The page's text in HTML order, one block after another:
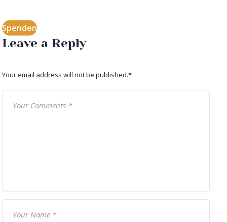
Spenden
Leave a Reply
Your email address will not be published.*